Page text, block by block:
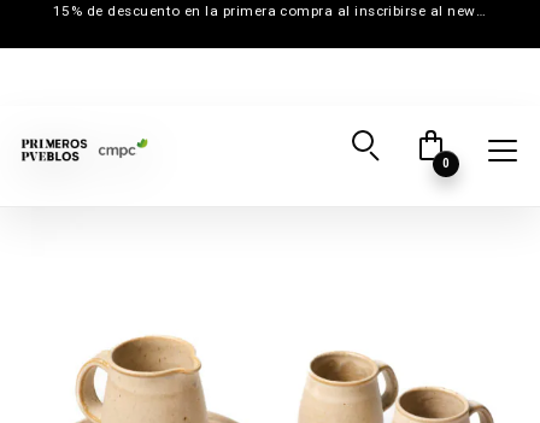
15% de descuento en la primera compra al inscribirse al newsletter
0